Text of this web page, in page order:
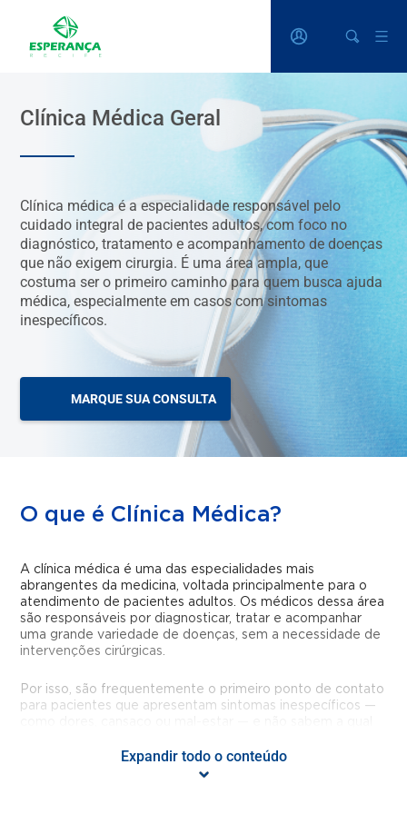
Clínica Médica Geral
Clínica médica é a especialidade responsável pelo
cuidado integral de pacientes adultos, com foco no
diagnóstico, tratamento e acompanhamento de doenças
que não exigem cirurgia. É uma área ampla, que
costuma ser o primeiro caminho para quem busca ajuda
médica, especialmente em casos com sintomas
inespecíficos.
MARQUE SUA CONSULTA
O que é Clínica Médica?
A clínica médica é uma das especialidades mais
abrangentes da medicina, voltada principalmente para o
atendimento de pacientes adultos. Os médicos dessa área
são responsáveis por diagnosticar, tratar e acompanhar
uma grande variedade de doenças, sem a necessidade de
intervenções cirúrgicas.
Por isso, são frequentemente o primeiro ponto de contato
para pacientes que apresentam sintomas inespecíficos —
Expandir todo o conteúdo